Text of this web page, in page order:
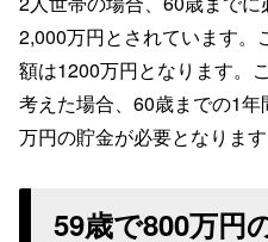
2,000万円とされています。
額は1200万円となります。
考えた場合、60歳までの1
万円の貯金が必要となります
59歳で800万円